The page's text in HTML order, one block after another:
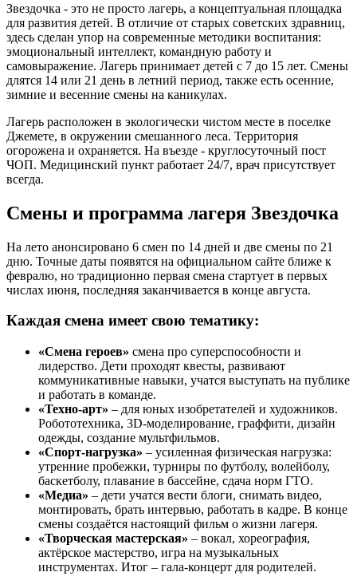
Звездочка - это не просто лагерь, а концептуальная площадка
для развития детей. В отличие от старых советских здравниц,
здесь сделан упор на современные методики воспитания:
эмоциональный интеллект, командную работу и
самовыражение. Лагерь принимает детей с 7 до 15 лет. Смены
длятся 14 или 21 день в летний период, также есть осенние,
зимние и весенние смены на каникулах.
Лагерь расположен в экологически чистом месте в поселке
Джемете, в окружении смешанного леса. Территория
огорожена и охраняется. На въезде - круглосуточный пост
ЧОП. Медицинский пункт работает 24/7, врач присутствует
всегда.
Смены и программа лагеря Звездочка
На лето анонсировано 6 смен по 14 дней и две смены по 21
дню. Точные даты появятся на официальном сайте ближе к
февралю, но традиционно первая смена стартует в первых
числах июня, последняя заканчивается в конце августа.
Каждая смена имеет свою тематику:
«Смена героев» смена про суперспособности и
лидерство. Дети проходят квесты, развивают
коммуникативные навыки, учатся выступать на публике
и работать в команде.
«Техно-арт» – для юных изобретателей и художников.
Робототехника, 3D-моделирование, граффити, дизайн
одежды, создание мультфильмов.
«Спорт-нагрузка» – усиленная физическая нагрузка:
утренние пробежки, турниры по футболу, волейболу,
баскетболу, плавание в бассейне, сдача норм ГТО.
«Медиа» – дети учатся вести блоги, снимать видео,
монтировать, брать интервью, работать в кадре. В конце
смены создаётся настоящий фильм о жизни лагеря.
«Творческая мастерская» – вокал, хореография,
актёрское мастерство, игра на музыкальных
инструментах. Итог – гала-концерт для родителей.